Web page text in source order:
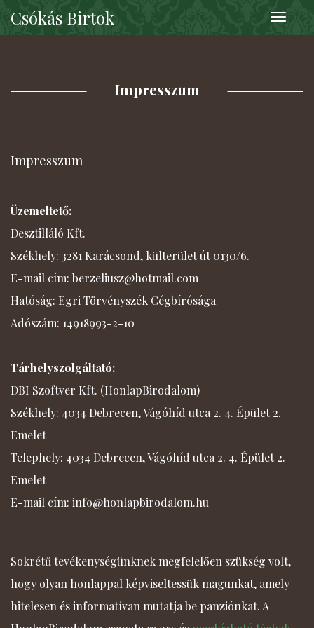
Csókás Birtok
Toggle
Impresszum
Impresszum
Üzemeltető:
Desztilláló Kft.
Székhely: 3281 Karácsond, külterület út 0130/6.
E-mail cím: berzeliusz@hotmail.com
Hatóság: Egri Törvényszék Cégbírósága
Adószám: 14918993-2-10
Tárhelyszolgáltató:
DBI Szoftver Kft. (HonlapBirodalom)
Székhely: 4034 Debrecen, Vágóhíd utca 2. 4. Épület 2.
Emelet
Telephely: 4034 Debrecen, Vágóhíd utca 2. 4. Épület 2.
Emelet
E-mail cím: info@honlapbirodalom.hu
Sokrétű tevékenységünknek megfelelően szükség volt,
hogy olyan honlappal képviseltessük magunkat, amely
hitelesen és informatívan mutatja be panziónkat. A